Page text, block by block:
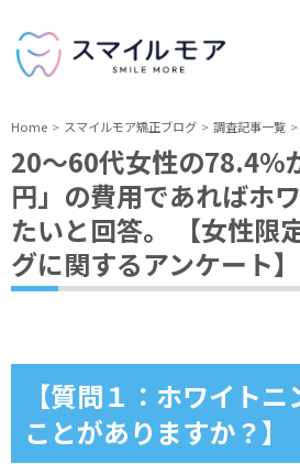
Home スマイルモア矯正ブログ 調査記事一覧
20～60代女性の78.4%
円」の費用であればホ
たいと回答。 【女性限
グに関するアンケート】
【質問１：ホワイト
ことがありますか？】